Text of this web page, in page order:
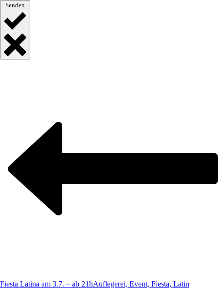
Senden
Fiesta Latina am 3.7. – ab 21hAuflegerei, Event, Fiesta, Latin